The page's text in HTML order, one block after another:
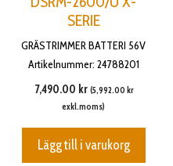
SERIE
GRÄSTRIMMER BATTERI 56V
Artikelnummer: 24788201
7,490.00 kr (5,992.00 kr
exkl.moms)
Lägg till i varukorg